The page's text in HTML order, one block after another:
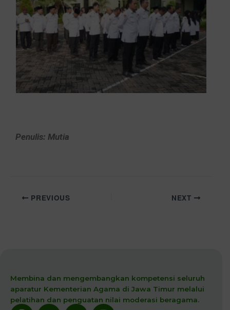
Penulis: Mutia
PREVIOUS NEXT
Membina dan mengembangkan kompetensi seluruh
aparatur Kementerian Agama di Jawa Timur melalui
pelatihan dan penguatan nilai moderasi beragama.